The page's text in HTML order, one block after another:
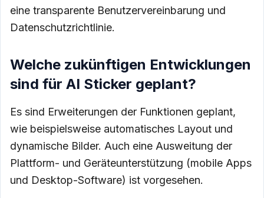
eine transparente Benutzervereinbarung und
Datenschutzrichtlinie.
Welche zukünftigen Entwicklungen
sind für AI Sticker geplant?
Es sind Erweiterungen der Funktionen geplant,
wie beispielsweise automatisches Layout und
dynamische Bilder. Auch eine Ausweitung der
Plattform- und Geräteunterstützung (mobile Apps
und Desktop-Software) ist vorgesehen.